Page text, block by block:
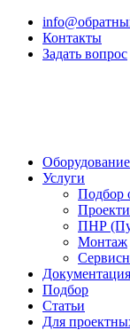
Контакты
Задать вопрос
Оборудование
Услуги
Подбор
ПНР
Монтаж
Документация
Подбор
Статьи
Для